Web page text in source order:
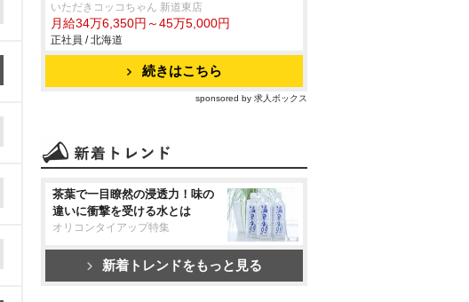
いただきコッコちゃん 新道東店
月給34万6,350円～45万5,000円
正社員 / 北海道
続きはこちら
sponsored by 求人ボックス
茶葉で一目瞭然の浸透力！味の
違いに衝撃を受ける水とは
オリコンタイアップ特集
新着トレンドをもっと見る